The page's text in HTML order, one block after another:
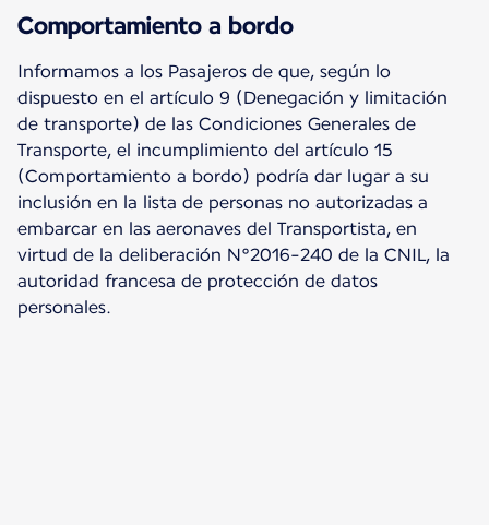
Comportamiento a bordo
Informamos a los Pasajeros de que, según lo
dispuesto en el artículo 9 (Denegación y limitación
de transporte) de las Condiciones Generales de
Transporte, el incumplimiento del artículo 15
(Comportamiento a bordo) podría dar lugar a su
inclusión en la lista de personas no autorizadas a
embarcar en las aeronaves del Transportista, en
virtud de la deliberación N°2016-240 de la CNIL, la
autoridad francesa de protección de datos
personales.